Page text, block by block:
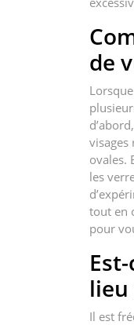
de
visages
ovales.
les
tout en
pour
lieu
Il est